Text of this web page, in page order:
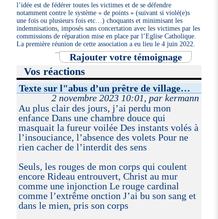
l’idée est de fédérer toutes les victimes et de se défendre
notamment contre le système « de points » (suivant si violé(e)s
une fois ou plusieurs fois etc…) choquants et minimisant les
indemnisations, imposés sans concertation avec les victimes par les
commissions de réparation mise en place par l’Eglise Catholique.
La première réunion de cette association a eu lieu le 4 juin 2022.
Rajouter votre témoignage
Vos réactions
Texte sur l"abus d’un prêtre de village…
2 novembre 2023 10:01, par kermann
Au plus clair des jours, j’ai perdu mon
enfance Dans une chambre douce qui
masquait la fureur voilée Des instants volés à
l’insouciance, l’absence des volets Pour ne
rien cacher de l’interdit des sens
Seuls, les rouges de mon corps qui coulent
encore Rideau entrouvert, Christ au mur
comme une injonction Le rouge cardinal
comme l’extrême onction J’ai bu son sang et
dans le mien, pris son corps